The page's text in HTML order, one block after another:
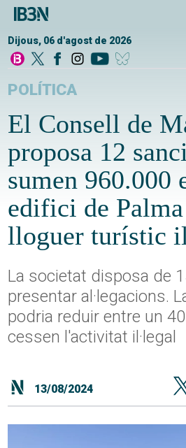
Dijous, 06 d'agost de 2026
POLÍTICA
El Consell de
proposa 12
sumen 960.000
edifici de
lloguer turístic
La societat disposa de
presentar al·legacions.
podria reduir entre un
cessen l'activitat il·legal
13/08/2024